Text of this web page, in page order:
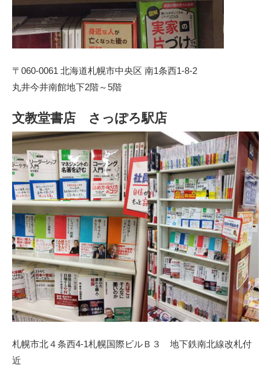
〒060-0061 北海道札幌市中央区 南1条西1-8-2
丸井今井南館地下2階～5階
文教堂書店 さっぽろ駅店
札幌市北４条西4-1札幌国際ビルＢ３ 地下鉄南北線改札付
近